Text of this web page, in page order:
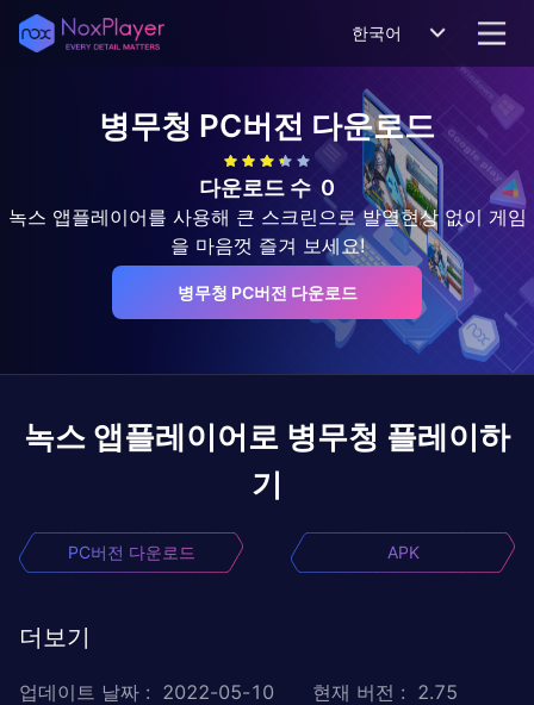
한국어
병무청 PC버전 다운로드
다운로드 수 0
녹스 앱플레이어를 사용해 큰 스크린으로 발열현상 없이 게임
을 마음껏 즐겨 보세요!
병무청 PC버전 다운로드
녹스 앱플레이어로 병무청 플레이하
기
PC버전 다운로드 APK
더보기
업데이트 날짜 : 2022-05-10 현재 버전 : 2.75